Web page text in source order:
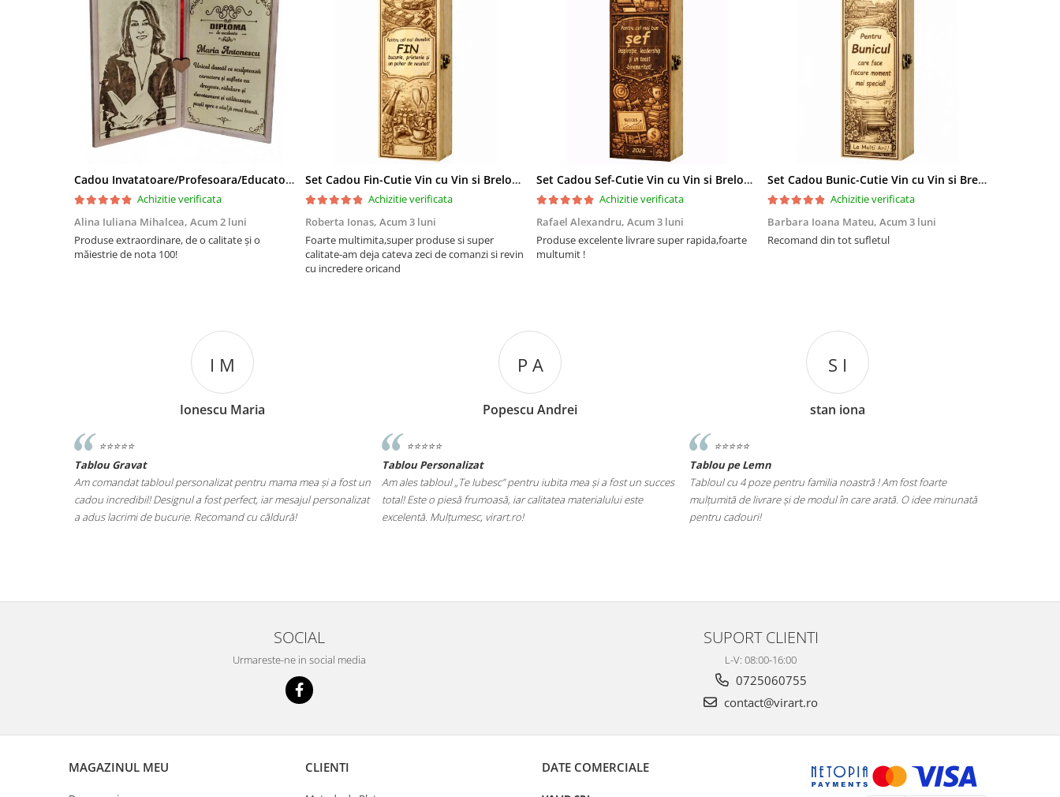
Cadou Invatatoare/Profesoara/Educatoare "Catalogul Amintirilor"
Achizitie verificata
Alina Iuliana Mihalcea, Acum 2 luni
Produse extraordinare, de o calitate și o
măiestrie de nota 100!
Set Cadou Fin-Cutie Vin cu Vin si Breloc Personalizate
Achizitie verificata
Roberta Ionas, Acum 3 luni
Foarte multimita,super produse si super
calitate-am deja cateva zeci de comanzi si revin
cu incredere oricand
Set Cadou Sef-Cutie Vin cu Vin si Breloc Personalizate
Achizitie verificata
Rafael Alexandru, Acum 3 luni
Produse excelente livrare super rapida,foarte
multumit !
Set Cadou Bunic-Cutie Vin cu Vin si Breloc Personalizate
Achizitie verificata
Barbara Ioana Mateu, Acum 3 luni
Recomand din tot sufletul
I M
Ionescu Maria
⭐️⭐️⭐️⭐️⭐️
Tablou Gravat
Am comandat tabloul personalizat pentru mama mea și a fost un
cadou incredibil! Designul a fost perfect, iar mesajul personalizat
a adus lacrimi de bucurie. Recomand cu căldură!
P A
Popescu Andrei
⭐️⭐️⭐️⭐️⭐️
Tablou Personalizat
Am ales tabloul „Te Iubesc” pentru iubita mea și a fost un succes
total! Este o piesă frumoasă, iar calitatea materialului este
excelentă. Mulțumesc, virart.ro!
S I
stan iona
⭐️⭐️⭐️⭐️⭐️
Tablou pe Lemn
Tabloul cu 4 poze pentru familia noastră ! Am fost foarte
mulțumită de livrare și de modul în care arată. O idee minunată
pentru cadouri!
SOCIAL
Urmareste-ne in social media
SUPORT CLIENTI
L-V: 08:00-16:00
0725060755
contact@virart.ro
MAGAZINUL MEU CLIENTI DATE COMERCIALE